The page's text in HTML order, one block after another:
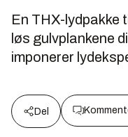
En THX-lydpakke
løs gulvplankene
imponerer
Del